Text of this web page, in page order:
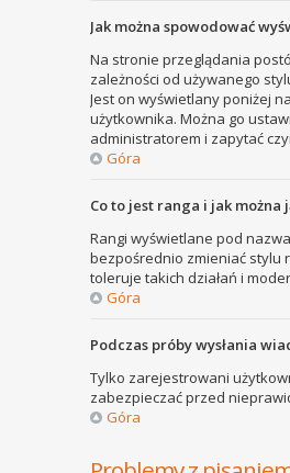
Jak można spowodować
Na stronie przeglądania
zależności od używanego
Jest on wyświetlany poniżej
użytkownika. Można go
administratorem i zapytać
Góra
Co to jest ranga i jak można
Rangi wyświetlane pod
bezpośrednio zmieniać stylu
toleruje takich działań i
Góra
Podczas próby wysłania
Tylko zarejestrowani
zabezpieczać przed
Góra